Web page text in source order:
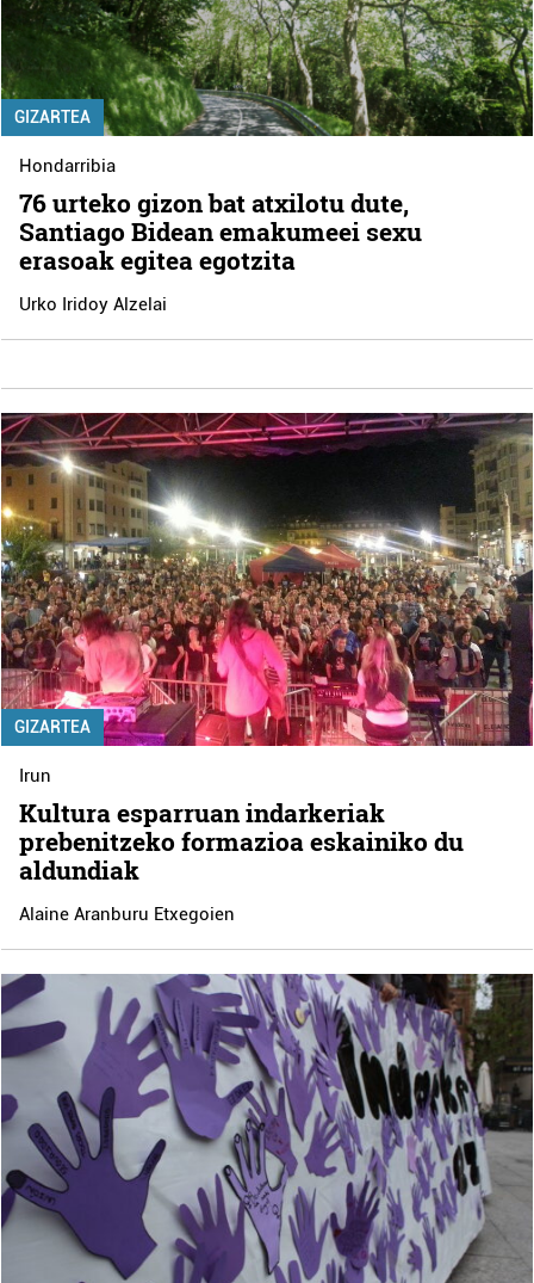
GIZARTEA
Hondarribia
76 urteko gizon bat atxilotu dute,
Santiago Bidean emakumeei sexu
erasoak egitea egotzita
Urko Iridoy Alzelai
GIZARTEA
Irun
Kultura esparruan indarkeriak
prebenitzeko formazioa eskainiko du
aldundiak
Alaine Aranburu Etxegoien